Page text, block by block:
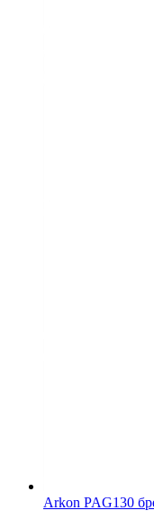
Arkon PAG130